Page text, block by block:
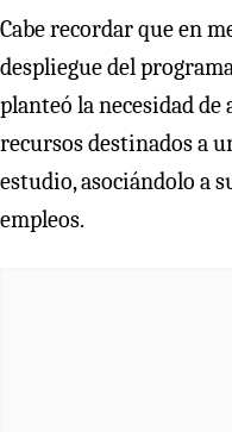
Cabe recordar que en
despliegue del
planteó la necesidad
recursos destinados a
estudio, asociándolo a
empleos.